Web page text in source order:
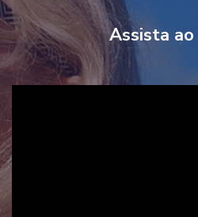
Assista